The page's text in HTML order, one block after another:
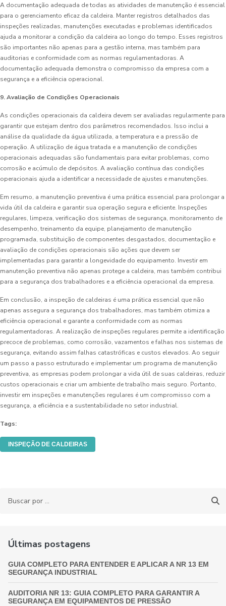
A documentação adequada de todas as atividades de manutenção é essencial
para o gerenciamento eficaz da caldeira. Manter registros detalhados das
inspeções realizadas, manutenções executadas e problemas identificados
ajuda a monitorar a condição da caldeira ao longo do tempo. Esses registros
são importantes não apenas para a gestão interna, mas também para
auditorias e conformidade com as normas regulamentadoras. A
documentação adequada demonstra o compromisso da empresa com a
segurança e a eficiência operacional.
9. Avaliação de Condições Operacionais
As condições operacionais da caldeira devem ser avaliadas regularmente para
garantir que estejam dentro dos parâmetros recomendados. Isso inclui a
análise da qualidade da água utilizada, a temperatura e a pressão de
operação. A utilização de água tratada e a manutenção de condições
operacionais adequadas são fundamentais para evitar problemas, como
corrosão e acúmulo de depósitos. A avaliação contínua das condições
operacionais ajuda a identificar a necessidade de ajustes e manutenções.
Em resumo, a manutenção preventiva é uma prática essencial para prolongar a
vida útil da caldeira e garantir sua operação segura e eficiente. Inspeções
regulares, limpeza, verificação dos sistemas de segurança, monitoramento de
desempenho, treinamento da equipe, planejamento de manutenção
programada, substituição de componentes desgastados, documentação e
avaliação de condições operacionais são ações que devem ser
implementadas para garantir a longevidade do equipamento. Investir em
manutenção preventiva não apenas protege a caldeira, mas também contribui
para a segurança dos trabalhadores e a eficiência operacional da empresa.
Em conclusão, a inspeção de caldeiras é uma prática essencial que não
apenas assegura a segurança dos trabalhadores, mas também otimiza a
eficiência operacional e garante a conformidade com as normas
regulamentadoras. A realização de inspeções regulares permite a identificação
precoce de problemas, como corrosão, vazamentos e falhas nos sistemas de
segurança, evitando assim falhas catastróficas e custos elevados. Ao seguir
um passo a passo estruturado e implementar um programa de manutenção
preventiva, as empresas podem prolongar a vida útil de suas caldeiras, reduzir
custos operacionais e criar um ambiente de trabalho mais seguro. Portanto,
investir em inspeções e manutenções regulares é um compromisso com a
segurança, a eficiência e a sustentabilidade no setor industrial.
Tags:
INSPEÇÃO DE CALDEIRAS
Últimas postagens
GUIA COMPLETO PARA ENTENDER E APLICAR A NR 13 EM
SEGURANÇA INDUSTRIAL
AUDITORIA NR 13: GUIA COMPLETO PARA GARANTIR A
SEGURANÇA EM EQUIPAMENTOS DE PRESSÃO